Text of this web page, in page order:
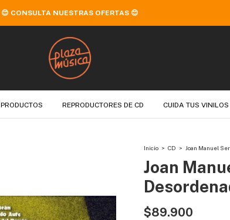
😊 CONSULTA NUESTRAS OFERTAS 😊
PRODUCTOS REPRODUCTORES DE CD CUIDA TUS VINILOS
Inicio > CD > Joan Manuel
Joan
$89.900